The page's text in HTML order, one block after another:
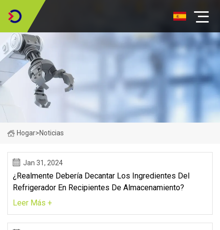
Hogar>Noticias
Jan 31, 2024
¿Realmente Debería Decantar Los Ingredientes Del
Refrigerador En Recipientes De Almacenamiento?
Leer Más +